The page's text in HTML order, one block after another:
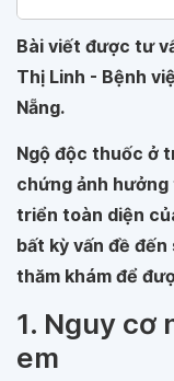
Bài viết được tư
Thị Linh - Bệnh
Nẵng.
Ngộ độc thuốc ở
chứng ảnh
triển toàn diện
bất kỳ vấn đề
thăm khám để
1. Nguy cơ
em